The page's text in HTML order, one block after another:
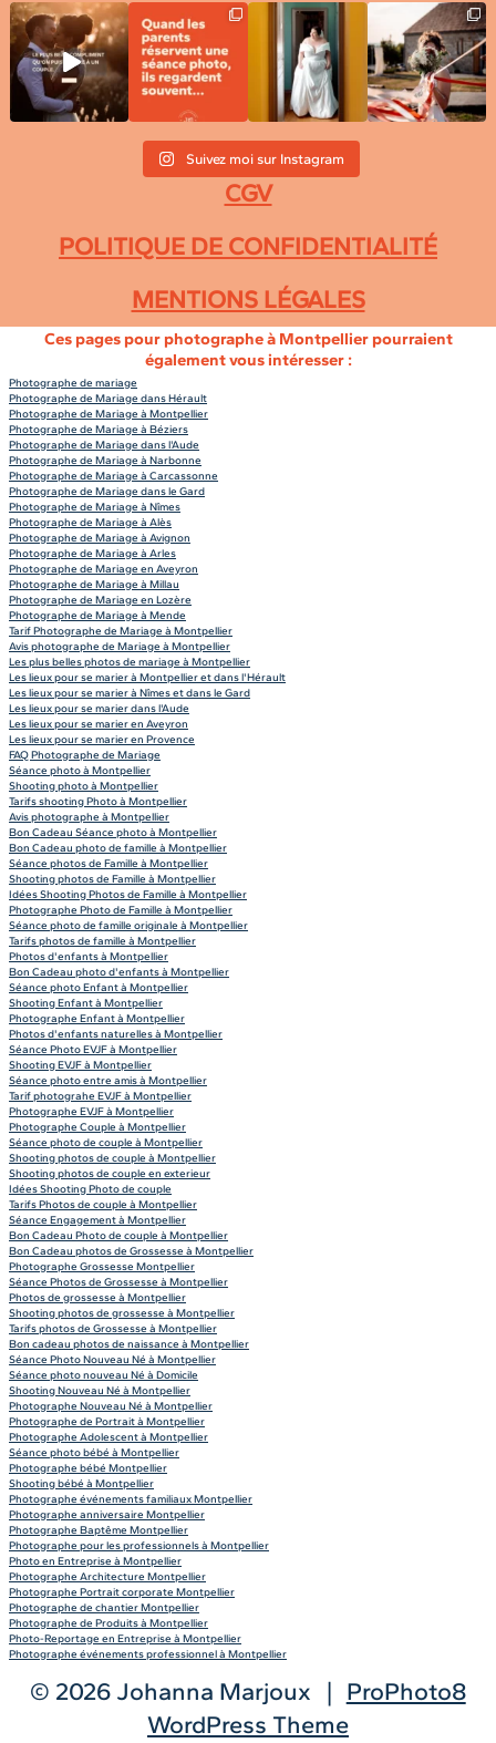
Suivez moi sur Instagram
CGV
POLITIQUE DE CONFIDENTIALITÉ
MENTIONS LÉGALES
Ces pages pour photographe à Montpellier pourraient
également vous intéresser :
Photographe de mariage
Photographe de Mariage dans Hérault
Photographe de Mariage à Montpellier
Photographe de Mariage à Béziers
Photographe de Mariage dans l'Aude
Photographe de Mariage à Narbonne
Photographe de Mariage à Carcassonne
Photographe de Mariage dans le Gard
Photographe de Mariage à Nîmes
Photographe de Mariage à Alès
Photographe de Mariage à Avignon
Photographe de Mariage à Arles
Photographe de Mariage en Aveyron
Photographe de Mariage à Millau
Photographe de Mariage en Lozère
Photographe de Mariage à Mende
Tarif Photographe de Mariage à Montpellier
Avis photographe de Mariage à Montpellier
Les plus belles photos de mariage à Montpellier
Les lieux pour se marier à Montpellier et dans l'Hérault
Les lieux pour se marier à Nîmes et dans le Gard
Les lieux pour se marier dans l'Aude
Les lieux pour se marier en Aveyron
Les lieux pour se marier en Provence
FAQ Photographe de Mariage
Séance photo à Montpellier
Shooting photo à Montpellier
Tarifs shooting Photo à Montpellier
Avis photographe à Montpellier
Bon Cadeau Séance photo à Montpellier
Bon Cadeau photo de famille à Montpellier
Séance photos de Famille à Montpellier
Shooting photos de Famille à Montpellier
Idées Shooting Photos de Famille à Montpellier
Photographe Photo de Famille à Montpellier
Séance photo de famille originale à Montpellier
Tarifs photos de famille à Montpellier
Photos d'enfants à Montpellier
Bon Cadeau photo d'enfants à Montpellier
Séance photo Enfant à Montpellier
Shooting Enfant à Montpellier
Photographe Enfant à Montpellier
Photos d'enfants naturelles à Montpellier
Séance Photo EVJF à Montpellier
Shooting EVJF à Montpellier
Séance photo entre amis à Montpellier
Tarif photograhe EVJF à Montpellier
Photographe EVJF à Montpellier
Photographe Couple à Montpellier
Séance photo de couple à Montpellier
Shooting photos de couple à Montpellier
Shooting photos de couple en exterieur
Idées Shooting Photo de couple
Tarifs Photos de couple à Montpellier
Séance Engagement à Montpellier
Bon Cadeau Photo de couple à Montpellier
Bon Cadeau photos de Grossesse à Montpellier
Photographe Grossesse Montpellier
Séance Photos de Grossesse à Montpellier
Photos de grossesse à Montpellier
Shooting photos de grossesse à Montpellier
Tarifs photos de Grossesse à Montpellier
Bon cadeau photos de naissance à Montpellier
Séance Photo Nouveau Né à Montpellier
Séance photo nouveau Né à Domicile
Shooting Nouveau Né à Montpellier
Photographe Nouveau Né à Montpellier
Photographe de Portrait à Montpellier
Photographe Adolescent à Montpellier
Séance photo bébé à Montpellier
Photographe bébé Montpellier
Shooting bébé à Montpellier
Photographe événements familiaux Montpellier
Photographe anniversaire Montpellier
Photographe Baptême Montpellier
Photographe pour les professionnels à Montpellier
Photo en Entreprise à Montpellier
Photographe Architecture Montpellier
Photographe Portrait corporate Montpellier
Photographe de chantier Montpellier
Photographe de Produits à Montpellier
Photo-Reportage en Entreprise à Montpellier
Photographe événements professionnel à Montpellier
© 2026 Johanna Marjoux | ProPhoto8
WordPress Theme